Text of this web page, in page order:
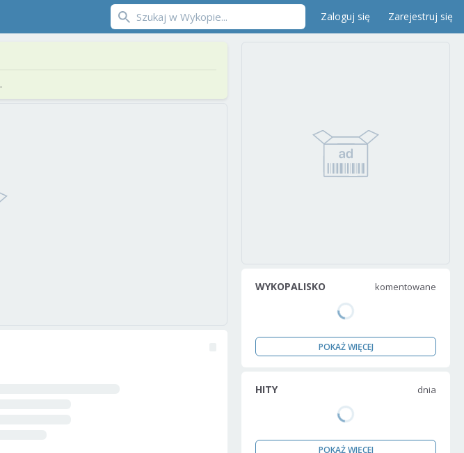
Zaloguj się Zarejestruj się
.
WYKOPALISKO komentowane
POKAŻ WIĘCEJ
HITY dnia
POKAŻ WIĘCEJ